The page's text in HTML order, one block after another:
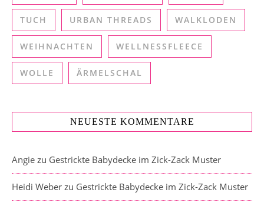
TUCH URBAN THREADS WALKLODEN
WEIHNACHTEN WELLNESSFLEECE
WOLLE ÄRMELSCHAL
NEUESTE KOMMENTARE
Angie zu Gestrickte Babydecke im Zick-Zack Muster
Heidi Weber zu Gestrickte Babydecke im Zick-Zack Muster